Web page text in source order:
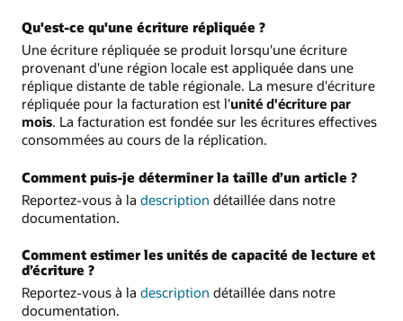
Qu'est-ce qu'une écriture répliquée ?
Une écriture répliquée se produit lorsqu'une écriture
provenant d'une région locale est appliquée dans une
réplique distante de table régionale. La mesure d'écriture
répliquée pour la facturation est l'unité d'écriture par
mois. La facturation est fondée sur les écritures effectives
consommées au cours de la réplication.
Comment puis-je déterminer la taille d’un article ?
Reportez-vous à la description détaillée dans notre
documentation.
Comment estimer les unités de capacité de lecture et
d’écriture ?
Reportez-vous à la description détaillée dans notre
documentation.